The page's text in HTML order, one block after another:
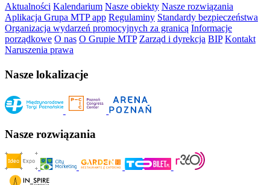
Aktualności Kalendarium Nasze obiekty Nasze rozwiązania
Aplikacja Grupa MTP app Regulaminy Standardy bezpieczeństwa
Organizacja wydarzeń promocyjnych za granicą Informacje
porządkowe O nas O Grupie MTP Zarząd i dyrekcja BIP Kontakt
Naruszenia prawa
Nasze lokalizacje
Nasze rozwiązania